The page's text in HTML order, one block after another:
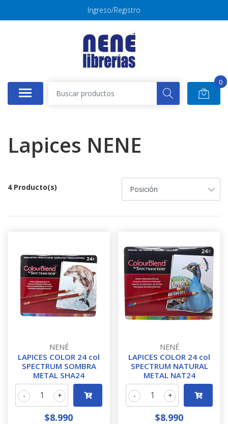
Ingreso/Registro
0
Lapices NENE
4 Producto(s)
NENÉ
LAPICES COLOR 24 col
SPECTRUM SOMBRA
METAL SHA24
+
-
$8.990
NENÉ
LAPICES COLOR 24 col
SPECTRUM NATURAL
METAL NAT24
+
-
$8.990